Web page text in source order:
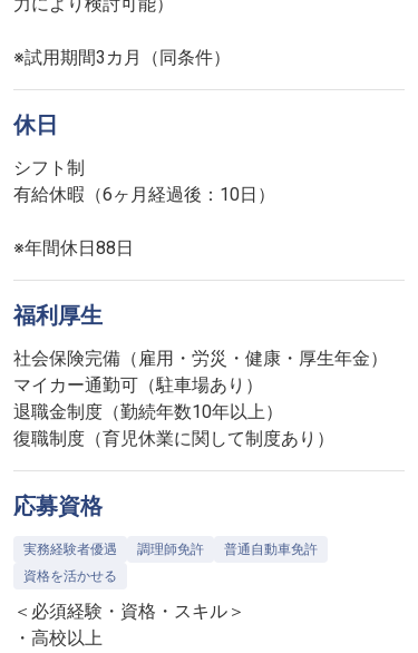
※試用期間3カ月（同条件）
休日
シフト制
有給休暇（6ヶ月経過後：10日）
※年間休日88日
福利厚生
社会保険完備（雇用・労災・健康・厚生年金）
マイカー通勤可（駐車場あり）
退職金制度（勤続年数10年以上）
復職制度（育児休業に関して制度あり）
応募資格
実務経験者優遇 調理師免許
普通自動車免許
資格を活かせる
＜必須経験・資格・スキル＞
・高校以上